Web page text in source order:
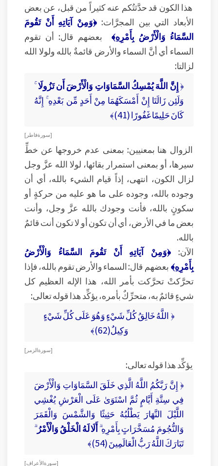
هذا الكون قد حدَّثتُكم عنه كثيراً من قبل، عن بعض
الأبعاد التي بين المجرَّات:﴿وَمِنْ آيَاتِهِ أَنْ تَقُومَ
السَّمَاءُ وَالْأَرْضُ بِأَمْرِهِ﴾
بعضهم قال: أن تقوم
السماء أي أنَّ السماء والأرض قائمةٌ بالله ولولا الله
لزالتا:
﴿إِنَّ اللَّهَ يُمْسِكُ السَّمَاوَاتِ وَالْأَرْضَ أَن تَزُولَاۚ
وَلَئِن زَالَتَا إِنْ أَمْسَكَهُمَا مِنْ أَحَدٍ مِّن بَعْدِهِ ۚ إِنَّهُ
كَانَ حَلِيمًا غَفُورًا (41)﴾
[ سورة فاطر ]
الزوال هنا بمعنيين: بمعنى عدم خروجها عن خطِّ
سيرها، أو بمعنى استمرار بقائها، لولا الله عزَّ وجل
لزال الكون، انتهى، إذاً قيام الشيء بالله، أي أن
وجوده بالله، وجوده على ما هو عليه من حركةٍ أو
سكونٍ بالله، فأنت وجودك بالله عزَّ وجل، وأنت
بعض ما في الأرض، أي أن تكون أو لا تكون أنت قائمٌ
بالله.
الآن:﴿وَمِنْ آيَاتِهِ أَنْ تَقُومَ السَّمَاءُ وَالْأَرْضُ
بِأَمْرِهِ﴾بعضهم قال: السماء والأرض تقوم بالله، فإذا
تحرَّكتْ تحرَّكت بأمر الله، هذا الإله العظيم كل
شيءٍ قائمٌ به، متحرِّكٌ بأمره، يؤكِّد هذا قوله تعالى:
﴿ اللَّهُ خَالِقُ كُلِّ شَيْءٍ وَهُوَ عَلَى كُلِّ شَيْءٍ
وَكِيلٌ(62)﴾
[ سورة الزمر ]
يؤكِّد هذا قوله تعالى:
﴿ إِنَّ رَبَّكُمُ اللَّهُ الَّذِي خَلَقَ السَّمَاوَاتِ وَالْأَرْضَ
فِي سِتَّةِ أَيَّامٍ ثُمَّ اسْتَوَىٰ عَلَى الْعَرْشِ يُغْشِي
اللَّيْلَ النَّهَارَ يَطْلُبُهُ حَثِيثًا وَالشَّمْسَ وَالْقَمَرَ
وَالنُّجُومَ مُسَخَّرَاتٍ بِأَمْرِهِ ۗأَلَا لَهُ الْخَلْقُ وَالْأَمْرُۗ
تَبَارَكَ اللَّهُ رَبُّ الْعَالَمِينَ (54)﴾
[ سورة الأعراف ]